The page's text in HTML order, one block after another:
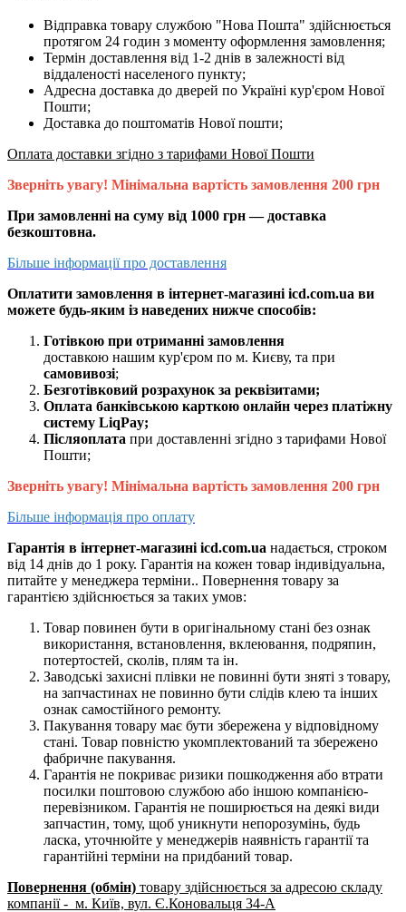
Відправка товару службою "Нова Пошта" здійснюється
протягом 24 годин з моменту оформлення замовлення;
Термін доставлення від 1-2 днів в залежності від
віддаленості населеного пункту;
Адресна доставка до дверей по Україні кур'єром Нової
Пошти;
Доставка до поштоматів Нової пошти;
Оплата доставки згідно з тарифами Нової Пошти
Зверніть увагу! Мінімальна вартість замовлення 200 грн
При замовленні на суму від 1000 грн — доставка
безкоштовна.
Більше інформації про доставлення
Оплатити замовлення в інтернет-магазині icd.com.ua ви
можете будь-яким із наведених нижче способів:
Готівкою при отриманні замовлення
доставкою нашим кур'єром по м. Києву, та при
самовивозі;
Безготівковий розрахунок за реквізитами;
Оплата банківською карткою онлайн через платіжну
систему LiqPay;
Післяоплата при доставленні згідно з тарифами Нової
Пошти;
Зверніть увагу! Мінімальна вартість замовлення 200 грн
Більше інформація про оплату
Гарантія в інтернет-магазині icd.com.ua надається, строком
від 14 днів до 1 року. Гарантія на кожен товар індивідуальна,
питайте у менеджера терміни.. Повернення товару за
гарантією здійснюється за таких умов:
Товар повинен бути в оригінальному стані без ознак
використання, встановлення, вклеювання, подряпин,
потертостей, сколів, плям та ін.
Заводські захисні плівки не повинні бути зняті з товару,
на запчастинах не повинно бути слідів клею та інших
ознак самостійного ремонту.
Пакування товару має бути збережена у відповідному
стані. Товар повністю укомплектований та збережено
фабричне пакування.
Гарантія не покриває ризики пошкодження або втрати
посилки поштовою службою або іншою компанією-
перевізником. Гарантія не поширюється на деякі види
запчастин, тому, щоб уникнути непорозумінь, будь
ласка, уточнюйте у менеджерів наявність гарантії та
гарантійні терміни на придбаний товар.
Повернення (обмін) товару здійснюється за адресою складу
компанії - м. Київ, вул. Є.Коновальця 34-А